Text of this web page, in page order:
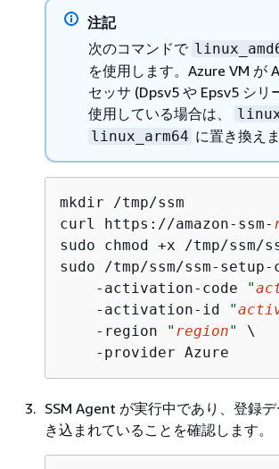
注記
次のコマンドで
を使用します。Azure VM が
セッサ (Dpsv5 や Epsv5 シリ
使用している場合は、
linux_arm64 に置き換えま
mkdir /tmp/ssm
curl https://amazon-ssm-
sudo chmod +x /tmp/ssm/
sudo /tmp/ssm/ssm-
    -activation-code
"
    -activation-id
"
    -region
" region"
\
    -provider Azure
SSM Agent が実行中であり、登録
き込まれていることを確認します。